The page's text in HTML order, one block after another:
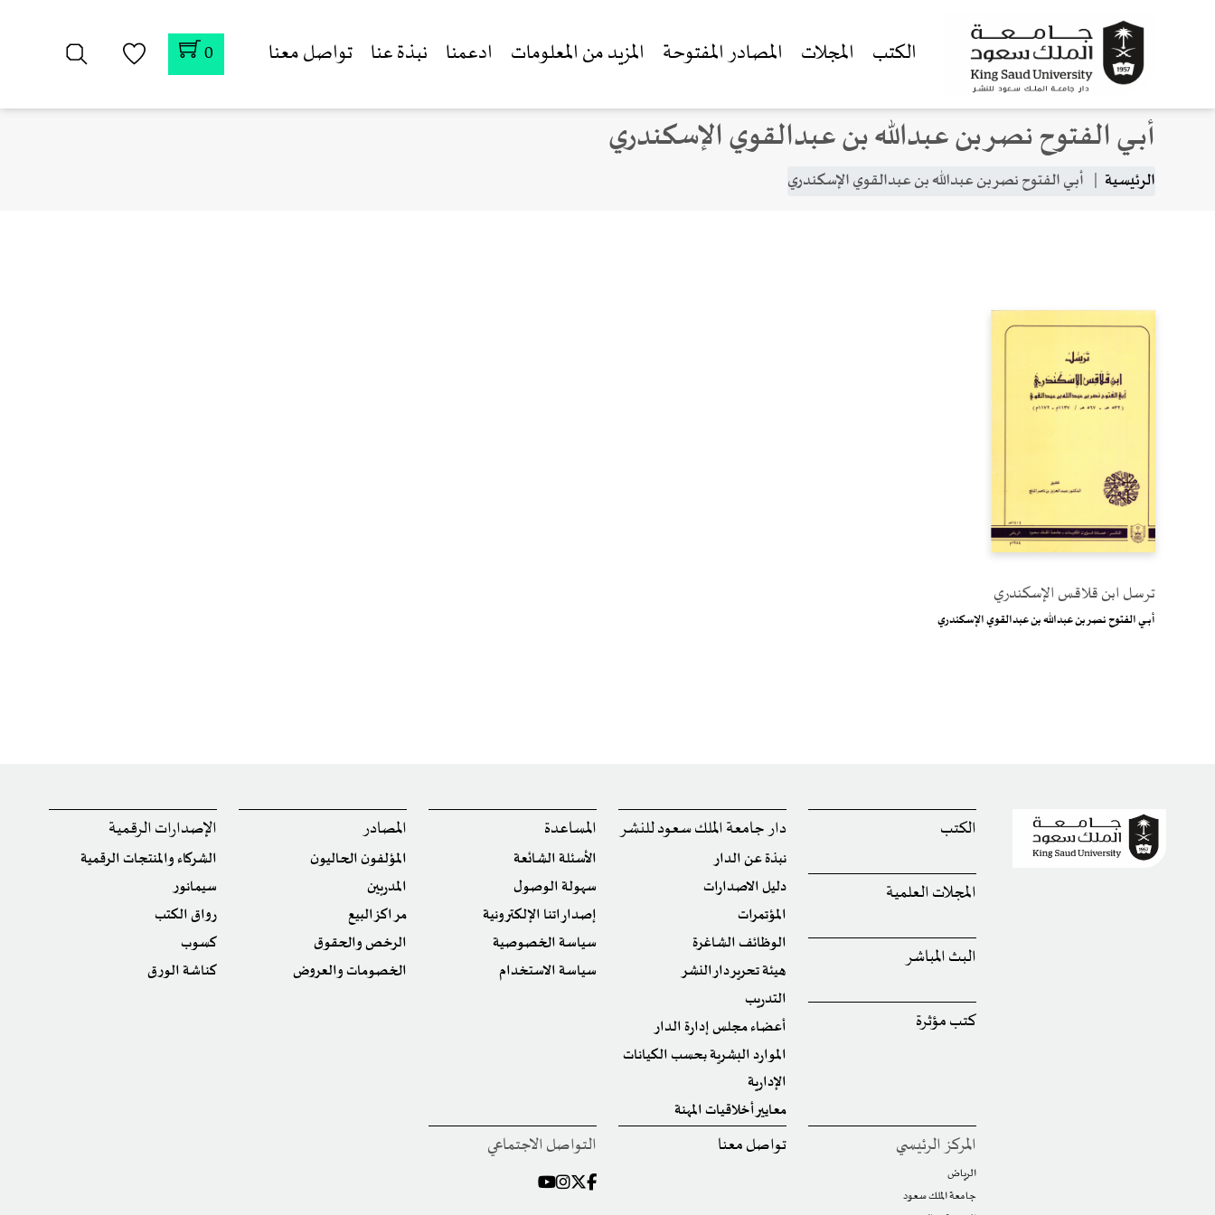
تجاوز إلى المحتوى الرئيسي
الكتب المجلات المصادر المفتوحة المزيد من المعلومات ادعمنا نبذة عنا تواصل معنا 0
أبــــي الفتوح نصر بن عبدالله بن عبدالقوي الإسكندري
مسار التنقل
الرئيسية أبــــي الفتوح نصر بن عبدالله بن عبدالقوي الإسكندري
ترسل ابن قلاقس الإسكندري
أبــــي الفتوح نصر بن عبدالله بن عبدالقوي الإسكندري
الكتب
المجلات العلمية
البث المباشر
كتب مؤثرة
دار جامعة الملك سعود للنشر
نبذة عن الدار
دليل الاصدارات
المؤتمرات
الوظائف الشاغرة
هيئة تحرير دار النشر
التدريب
أعضاء مجلس إدارة الدار
الموارد البشرية بحسب الكيانات
الإدارية
معايير أخلاقيات المهنة
المساعدة
الأسئلة الشائعة
سهولة الوصول
إصداراتنا الإلكترونية
سياسة الخصوصية
سياسة الاستخدام
المصادر
المؤلفون الحاليون
المدربين
مراكز البيع
الرخص والحقوق
الخصومات والعروض
الإصدارات الرقمية
الشركاء والمنتجات الرقمية
سيمانور
رواق الكتب
كسوب
كناشة الورق
المركز الرئيسي
الرياض
جامعة الملك سعود
تواصل معنا التواصل الاجتماعي